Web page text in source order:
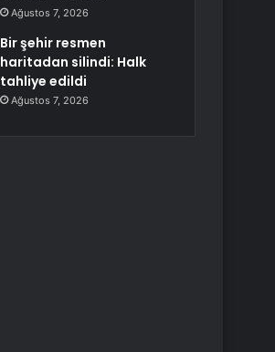
Ağustos 7, 2026
Bir şehir resmen
haritadan silindi: Halk
tahliye edildi
Ağustos 7, 2026